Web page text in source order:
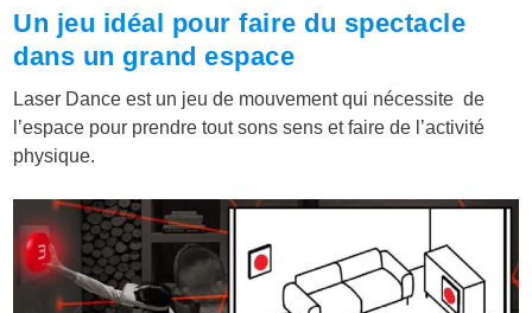
Un jeu idéal pour faire du spectacle
dans un grand espace
Laser Dance est un jeu de mouvement qui nécessite de
l’espace pour prendre tout sons sens et faire de l’activité
physique.